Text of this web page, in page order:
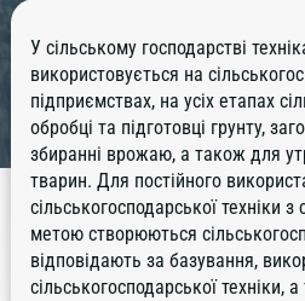
У сільському господарстві
використовується на
підприємствах, на усіх етапах
обробці та підготовці грунту,
збиранні врожаю, а також для
тварин. Для постійного
сільськогосподарської техніки
метою створюються
відповідають за базування,
сільськогосподарської техніки,